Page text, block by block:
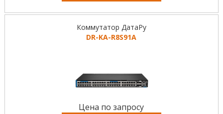
Коммутатор ДатаРу
DR-KА-R8S91A
Цена по запросу